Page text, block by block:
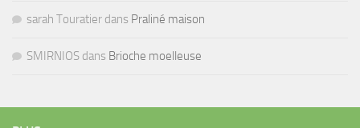
sarah Touratier dans Praliné maison
SMIRNIOS dans Brioche moelleuse